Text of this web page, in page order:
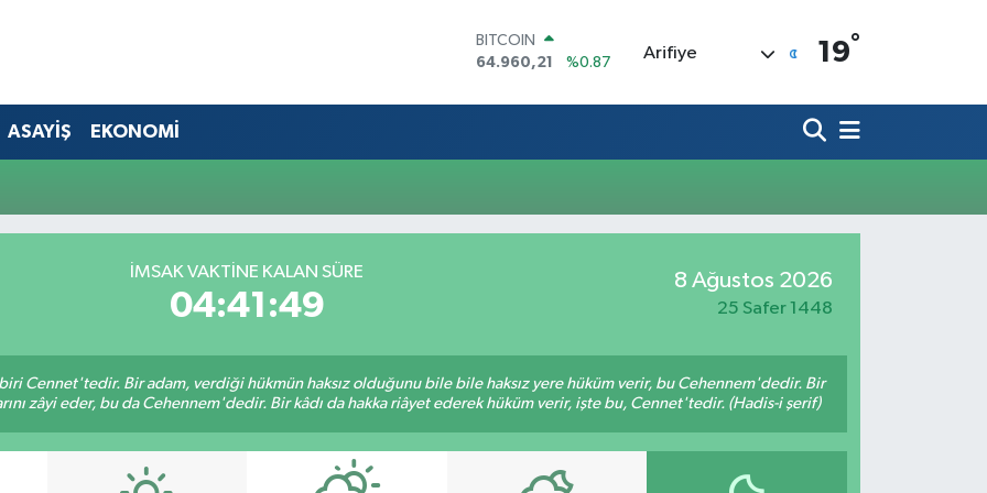
BITCOIN
64.960,21
%0.87
47,7436
%0.18
GRAM ALTIN
Arifiye 19°
ASAYİŞ EKONOMİ
İMSAK VAKTINE KALAN SÜRE
04:41:49
8 Ağustos 2026
25 Safer 1448
Cennet'tedir. Bir adam, verdiği hükmün haksız olduğunu bile bile haksız yere hüküm verir, bu Cehennem'dedir. Bir
zâyi eder, bu da Cehennem'dedir. Bir kâdı da hakka riâyet ederek hüküm verir, işte bu, Cennet'tedir. (Hadis-i şerif)